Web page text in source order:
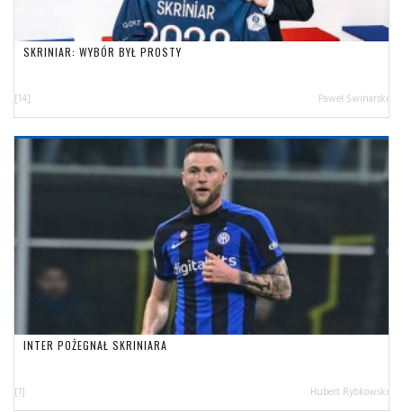
SKRINIAR: WYBÓR BYŁ PROSTY
[14] Paweł Świnarski
INTER POŻEGNAŁ SKRINIARA
[1] Hubert Rybkowski